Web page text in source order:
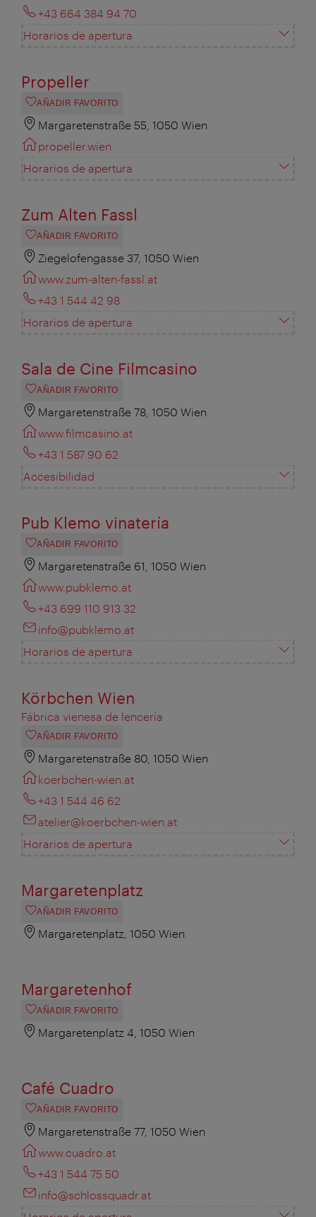
+43 664 384 94 70
Horarios de apertura
Propeller
AÑADIR FAVORITO
Margaretenstraße 55, 1050 Wien
propeller.wien
Horarios de apertura
Zum Alten Fassl
AÑADIR FAVORITO
Ziegelofengasse 37, 1050 Wien
www.zum-alten-fassl.at
+43 1 544 42 98
Horarios de apertura
Sala de Cine Filmcasino
AÑADIR FAVORITO
Margaretenstraße 78, 1050 Wien
www.filmcasino.at
+43 1 587 90 62
Accesibilidad
Pub Klemo vinatería
AÑADIR FAVORITO
Margaretenstraße 61, 1050 Wien
www.pubklemo.at
+43 699 110 913 32
info@pubklemo.at
Horarios de apertura
Körbchen Wien
Fábrica vienesa de lencería
AÑADIR FAVORITO
Margaretenstraße 80, 1050 Wien
koerbchen-wien.at
+43 1 544 46 62
atelier@koerbchen-wien.at
Horarios de apertura
Margaretenplatz
AÑADIR FAVORITO
Margaretenplatz, 1050 Wien
Margaretenhof
AÑADIR FAVORITO
Margaretenplatz 4, 1050 Wien
Café Cuadro
AÑADIR FAVORITO
Margaretenstraße 77, 1050 Wien
www.cuadro.at
+43 1 544 75 50
info@schlossquadr.at